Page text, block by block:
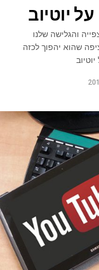
והגלישה שלנו
אף אחד לא ציפה שהוא יהפוך לכזה